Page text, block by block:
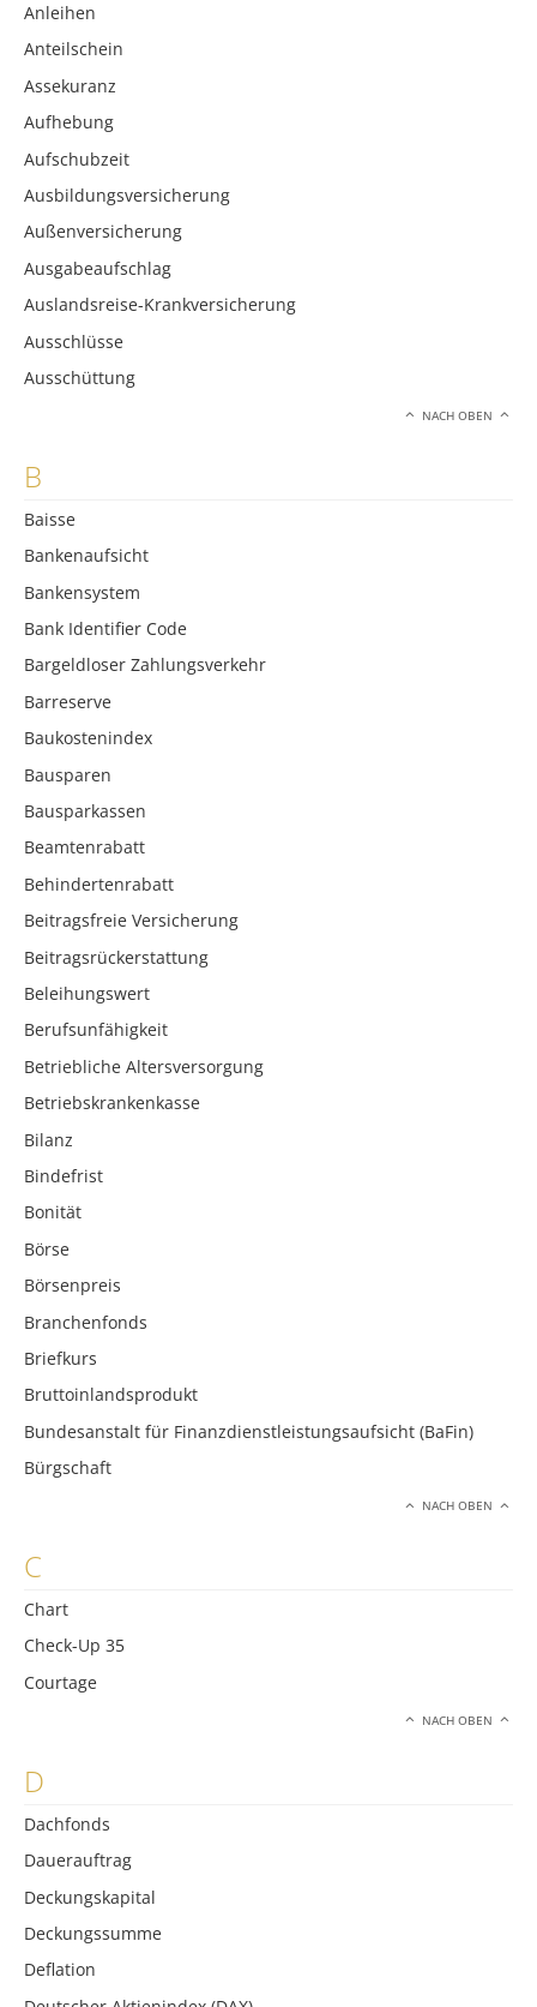
Anleihen
Anteilschein
Assekuranz
Aufhebung
Aufschubzeit
Ausbildungsversicherung
Außenversicherung
Ausgabeaufschlag
Auslandsreise-Krankversicherung
Ausschlüsse
Ausschüttung
NACH OBEN
B
Baisse
Bankenaufsicht
Bankensystem
Bank Identifier Code
Bargeldloser Zahlungsverkehr
Barreserve
Baukostenindex
Bausparen
Bausparkassen
Beamtenrabatt
Behindertenrabatt
Beitragsfreie Versicherung
Beitragsrückerstattung
Beleihungswert
Berufsunfähigkeit
Betriebliche Altersversorgung
Betriebskrankenkasse
Bilanz
Bindefrist
Bonität
Börse
Börsenpreis
Branchenfonds
Briefkurs
Bruttoinlandsprodukt
Bundesanstalt für Finanzdienstleistungsaufsicht (BaFin)
Bürgschaft
NACH OBEN
C
Chart
Check-Up 35
Courtage
NACH OBEN
D
Dachfonds
Dauerauftrag
Deckungskapital
Deckungssumme
Deflation